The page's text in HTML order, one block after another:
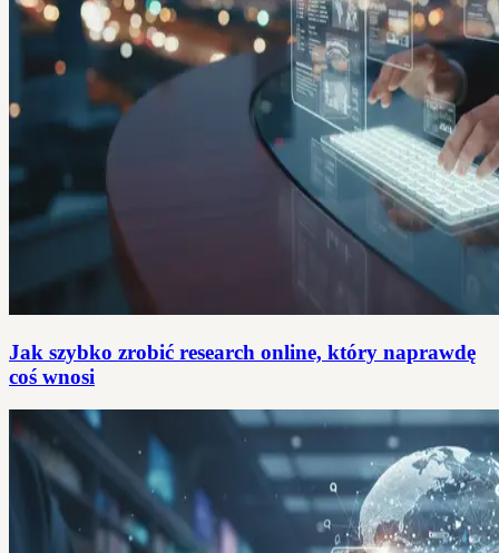
Jak szybko zrobić research online, który naprawdę
coś wnosi